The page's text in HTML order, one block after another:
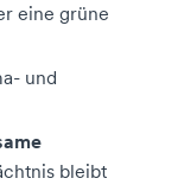
eine grüne
und
bleibt